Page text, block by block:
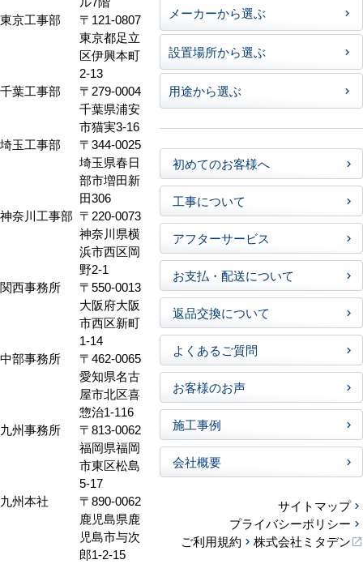
東京工事部
〒121-0807
東京都足立
区伊興本町
2-13
千葉工事部
〒279-0004
千葉県浦安
市猫実3-16
埼玉工事部
〒344-0025
埼玉県春日
部市増田新
田306
神奈川工事部 〒220-0073
神奈川県横
浜市西区岡
野2-1
関西事務所
〒550-0013
大阪府大阪
市西区新町
1-14
中部事務所
〒462-0065
愛知県名古
屋市北区喜
惣治1-116
九州事務所
〒813-0062
福岡県福岡
市東区松島
5-17
九州本社
〒890-0062
鹿児島県鹿
児島市与次
郎1-2-15
メーカーから選ぶ
設置場所から選ぶ
用途から選ぶ
初めてのお客様へ
工事について
アフターサービス
お支払・配送について
返品交換について
よくあるご質問
お客様のお声
施工事例
会社概要
サイトマップ
プライバシーポリシー
ご利用規約
株式会社ミタデン